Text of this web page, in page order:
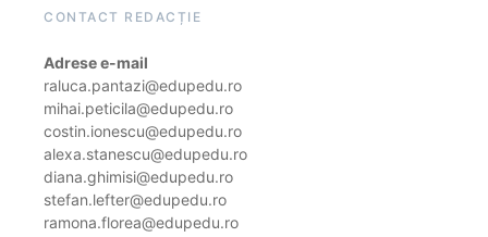
CONTACT REDACȚIE
Adrese e-mail
raluca.pantazi@edupedu.ro
mihai.peticila@edupedu.ro
costin.ionescu@edupedu.ro
alexa.stanescu@edupedu.ro
diana.ghimisi@edupedu.ro
stefan.lefter@edupedu.ro
ramona.florea@edupedu.ro